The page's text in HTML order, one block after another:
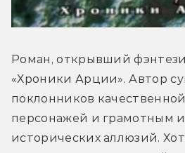
Роман, открывший
«Хроники Арции». Автор
поклонников
персонажей и грамотным
исторических аллюзий.